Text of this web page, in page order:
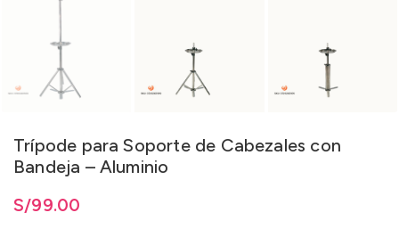
Trípode para Soporte de Cabezales con
Bandeja – Aluminio
S/99.00